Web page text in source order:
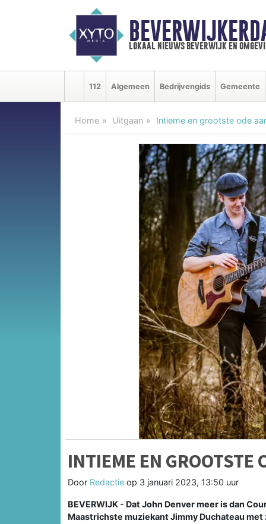
lokaal nieuws beverwijk en
112 Algemeen Bedrijvengids Gemeente
Home Uitgaan Intieme en grootste ode
INTIEME EN GROOTSTE
Door Redactie op 3 januari 2023, 13:50 uur
BEVERWIJK - Dat John Denver meer is dan
Maastrichste muziekant Jimmy Duchateau